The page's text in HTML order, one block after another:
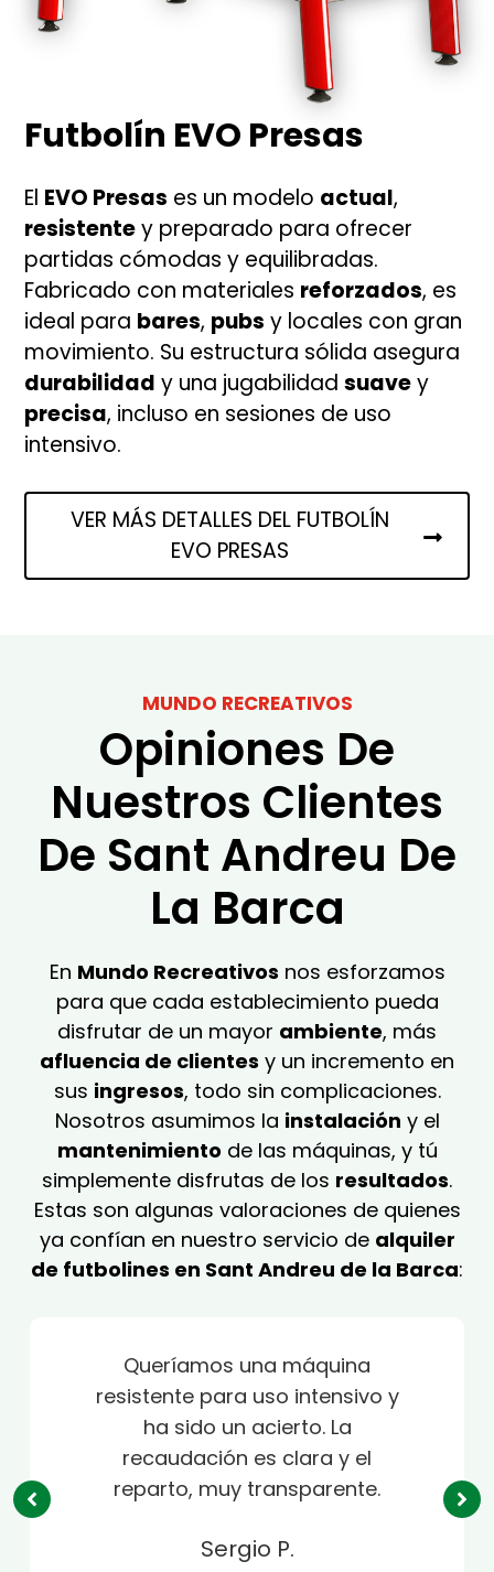
Futbolín EVO Presas
El EVO Presas es un modelo actual,
resistentey preparado para ofrecer
partidas cómodas y equilibradas.
Fabricado con materiales reforzados, es
ideal para bares, pubs y locales con gran
movimiento. Su estructura sólida asegura
durabilidad y una jugabilidadsuavey
precisa, incluso en sesiones de uso
intensivo.
VER MÁS DETALLES DEL FUTBOLÍN
EVO PRESAS
MUNDO RECREATIVOS
Opiniones De
Nuestros Clientes
De Sant Andreu De
La Barca
En Mundo Recreativos nos esforzamos
para que cada establecimiento pueda
disfrutar de un mayor ambiente, más
afluencia de clientes y un incremento en
sus ingresos, todo sin complicaciones.
Nosotros asumimos la instalación y el
mantenimiento de las máquinas, y tú
simplemente disfrutas de los resultados.
Estas son algunas valoraciones de quienes
ya confían en nuestro servicio de alquiler
de futbolines en Sant Andreu de la Barca:
Queríamos una máquina
resistente para uso intensivo y
ha sido un acierto. La
recaudación es clara y el
reparto, muy transparente.
Sergio P.